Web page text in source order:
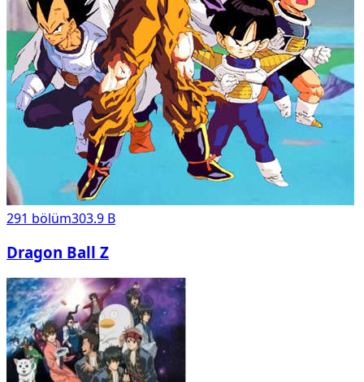
291 bölüm303.9 B
Dragon Ball Z